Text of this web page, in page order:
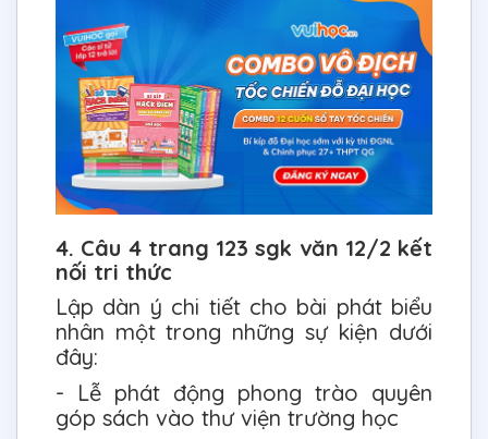
4. Câu 4 trang 123 sgk văn 12/2 kết
nối tri thức
Lập dàn ý chi tiết cho bài phát biểu
nhân một trong những sự kiện dưới
đây:
- Lễ phát động phong trào quyên
góp sách vào thư viện trường học